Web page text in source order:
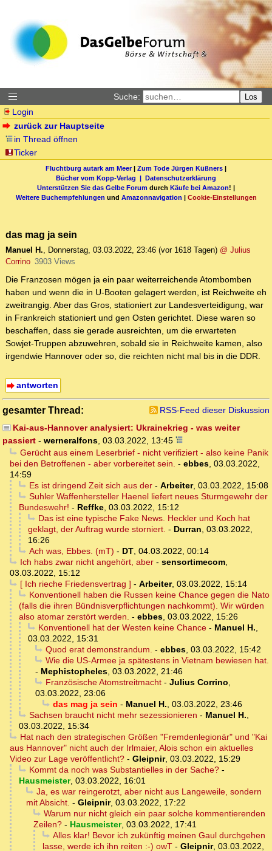
Suche: Los
Login
zurück zur Hauptseite
in Thread öffnen
Ticker
Fluchtburg autark am Meer| Zum Tode Jürgen Küßners |
Bücher vom Kopp-Verlag | Datenschutzerklärung
Unterstützen Sie das Gelbe Forum durch Käufe bei Amazon! |
Weitere Buchempfehlungen und Amazonnavigation | Cookie-Einstellungen
das mag ja sein
Manuel H., Donnerstag, 03.03.2022, 23:46 (vor 1618 Tagen) @ Julius
Corrino 3903 Views
Die Franzosen mögen ja ein paar weiterreichende Atombomben
haben und wenn die in U-Booten gelagert werden, ist Reichweite eh
zweitrangig. Aber das Gros, stationiert zur Landesverteidigung, war
in Frankreich stationiert und gen Osten gerichtet. Diese waren so
beschaffen, dass sie gerade ausreichten, um die erwarteten
Sowjet-Truppen abzuwehren, sobald sie in Reichweite kamen, also
irgendwie Hannover oder so, die reichten nicht mal bis in die DDR.
antworten
gesamter Thread:
RSS-Feed dieser Diskussion
Kai-aus-Hannover analysiert: Ukrainekrieg - was weiter
passiert - werneralfons, 03.03.2022, 13:45
Gerücht aus einem Leserbrief - nicht verifiziert - also keine Panik
bei den Betroffenen - aber vorbereitet sein. - ebbes, 03.03.2022,
14:59
Es ist dringend Zeit sich aus der- Arbeiter, 03.03.2022, 15:08
Suhler Waffenhersteller Haenel liefert neues Sturmgewehr der
Bundeswehr! - Reffke, 03.03.2022, 15:12
Das ist eine typische Fake News. Heckler und Koch hat
geklagt, der Auftrag wurde storniert. - Durran, 03.03.2022,
16:26
Ach was, Ebbes. (mT) - DT, 04.03.2022, 00:14
Ich habs zwar nicht angehört, aber- sensortimecom,
03.03.2022, 15:12
[ Ich rieche Friedensvertrag ] - Arbeiter, 03.03.2022, 15:14
Konventionell haben die Russen keine Chance gegen die Nato
(falls die ihren Bündnisverpflichtungen nachkommt). Wir würden
also atomar zerstört werden. - ebbes, 03.03.2022, 15:26
Konventionell hat der Westen keine Chance- Manuel H.,
03.03.2022, 15:31
Quod erat demonstrandum. - ebbes, 03.03.2022, 15:42
Wie die US-Armee ja spätestens in Vietnam bewiesen hat.
- Mephistopheles, 03.03.2022, 21:46
Französische Atomstreitmacht- Julius Corrino,
03.03.2022, 23:06
das mag ja sein - Manuel H., 03.03.2022, 23:46
Sachsen braucht nicht mehr sezessionieren - Manuel H.,
03.03.2022, 15:34
Hat nach den strategischen Größen "Fremdenlegionär" und "Kai
aus Hannover" nicht auch der Irlmaier, Alois schon ein aktuelles
Video zur Lage veröffentlicht? - Gleipnir, 03.03.2022, 15:29
Kommt da noch was Substantielles in der Sache?-
Hausmeister, 03.03.2022, 16:01
Ja, es war reingerotzt, aber nicht aus Langeweile, sondern
mit Absicht. - Gleipnir, 03.03.2022, 17:22
Warum nur nicht gleich ein paar solche kommentierenden
Zeilen? - Hausmeister, 03.03.2022, 17:41
Alles klar! Bevor ich zukünftig meinen Gaul durchgehen
lasse, werde ich ihn reiten :-) owT - Gleipnir, 03.03.2022,